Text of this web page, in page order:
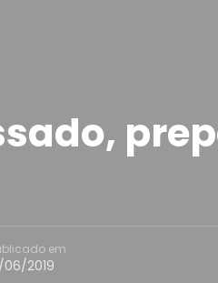
em
06/2019